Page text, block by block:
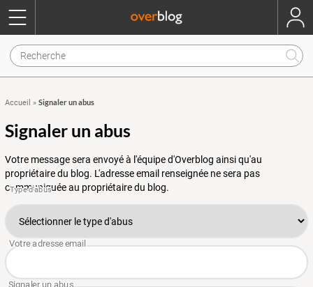
Accueil » Signaler un abus
Signaler un abus
Votre message sera envoyé à l'équipe d'Overblog ainsi qu'au
propriétaire du blog. L'adresse email renseignée ne sera pas
communiquée au propriétaire du blog.